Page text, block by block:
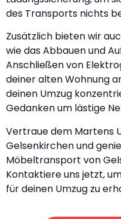
des Transports nichts
Zusätzlich bieten wir
wie das Abbauen und
Anschließen von
deiner alten Wohnung
deinen Umzug
Gedanken um lästige
Vertraue dem Martens
Gelsenkirchen und
Möbeltransport von
Kontaktiere uns jetzt,
für deinen Umzug zu